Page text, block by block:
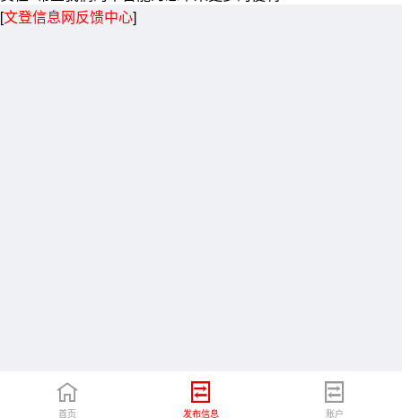
[文登信息网反馈中心]
首页 发布信息 账户